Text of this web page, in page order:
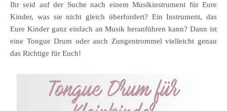
Ihr seid auf der Suche nach einem Musikinstrument für Eure
Kinder, was sie nicht gleich überfordert? Ein Instrument, das
Eure Kinder ganz einfach an Musik heranführen kann? Dann ist
eine Tongue Drum oder auch Zungentrommel vielleicht genau
das Richtige für Euch!